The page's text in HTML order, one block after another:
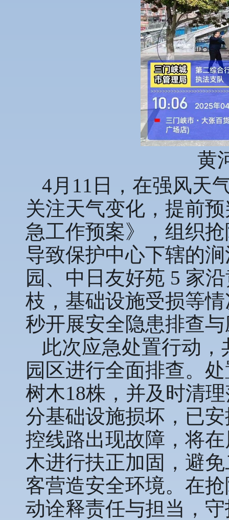
黄
4月11日，在强风天
关注天气变化，提前
急工作预案》，组织
导致保护中心下辖的
园、中日友好苑 5 家
枝，基础设施受损等
秒开展安全隐患排查
此次应急处置行动
园区进行全面排查。
树木18株，并及时清
分基础设施损坏，已
控线路出现故障，将
木进行扶正加固，避
客营造安全环境。在
动诠释责任与担当，